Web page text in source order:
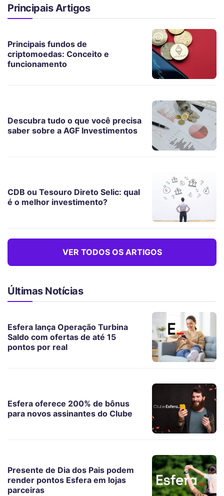
Principais Artigos
Principais fundos de
criptomoedas: Conceito e
funcionamento
Descubra tudo o que você precisa
saber sobre a AGF Investimentos
CDB ou Tesouro Direto Selic: qual
é o melhor investimento?
VER TODOS OS ARTIGOS
Últimas Notícias
Esfera lança Operação Turbina
Saldo com ofertas de até 15
pontos por real
Esfera oferece 200% de bônus
para novos assinantes do Clube
Presente de Dia dos Pais podem
render pontos Esfera em lojas
parceiras